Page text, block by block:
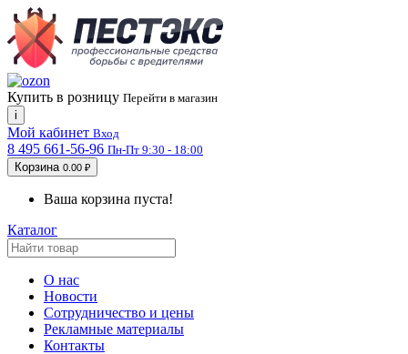
Купить в розницу Перейти в магазин
i
Мой кабинет Вход
8 495 661-56-96 Пн-Пт 9:30 - 18:00
Корзина 0.00 ₽
Ваша корзина пуста!
Каталог
О нас
Новости
Сотрудничество и цены
Рекламные материалы
Контакты